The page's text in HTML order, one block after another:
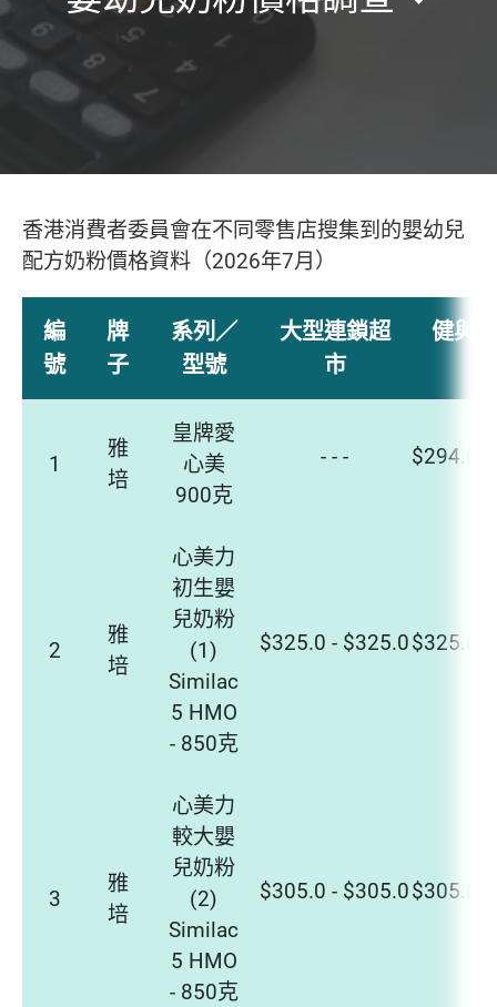
香港消費者委員會在不同零售店搜集到的嬰幼兒
配方奶粉價格資料（2026年7月）
編
號
牌
子
系列／
型號
大型連鎖超
市
健與
1
雅
培
皇牌愛
心美
900克
- - - $294.0 -
2
雅
培
心美力
初生嬰
兒奶粉
(1)
Similac
5 HMO
- 850克
$325.0 - $325.0$325.0 -
3
雅
培
心美力
較大嬰
兒奶粉
(2)
Similac
5 HMO
- 850克
$305.0 - $305.0$305.0 -